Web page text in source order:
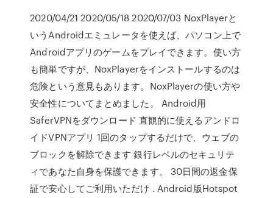
2020/04/21 2020/05/18 2020/07/03 NoxPlayerと
いうAndroidエミュレータを使えば、パソコン上で
Androidアプリのゲームをプレイできます。使い方
も簡単ですが、NoxPlayerをインストールするのは
危険という意見もあります。NoxPlayerの使い方や
安全性についてまとめました。 Android用
SaferVPNをダウンロード 直観的に使えるアンドロ
イドVPNアプリ 1回のタップするだけで、ウェブの
ブロックを解除できます 銀行レベルのセキュリテ
ィであなた自身を保護できます。 30日間の返金保
証で安心してご利用いただけ . Android版Hotspot